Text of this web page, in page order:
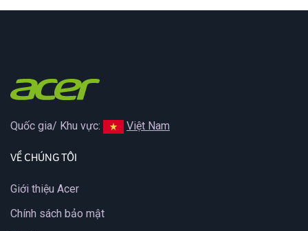
Quốc gia/ Khu vực: Việt Nam
VỀ CHÚNG TÔI
Giới thiệu Acer
Chính sách bảo mật